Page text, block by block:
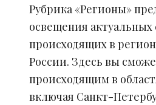
Рубрика «Регионы»
освещения
происходящих в
России. Здесь вы
происходящим в
включая Санкт-